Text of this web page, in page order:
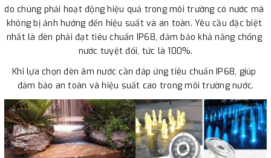
do chúng phải hoạt động hiệu quả trong môi trường có nước mà
không bị ảnh hưởng đến hiệu suất và an toàn. Yêu cầu đặc biệt
nhất là đèn phải đạt tiêu chuẩn IP68, đảm bảo khả năng chống
nước tuyệt đối, tức là 100%.
Khi lựa chọn đèn âm nước cần đáp ứng tiêu chuẩn IP68, giúp
đảm bảo an toàn và hiệu suất cao trong môi trường nước.